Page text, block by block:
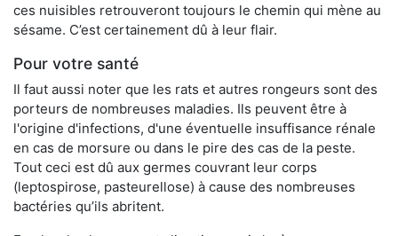
ces nuisibles retrouveront toujours le chemin qui mène au
sésame. C’est certainement dû à leur flair.
Pour votre santé
Il faut aussi noter que les rats et autres rongeurs sont des
porteurs de nombreuses maladies. Ils peuvent être à
l'origine d'infections, d'une éventuelle insuffisance rénale
en cas de morsure ou dans le pire des cas de la peste.
Tout ceci est dû aux germes couvrant leur corps
(leptospirose, pasteurellose) à cause des nombreuses
bactéries qu’ils abritent.